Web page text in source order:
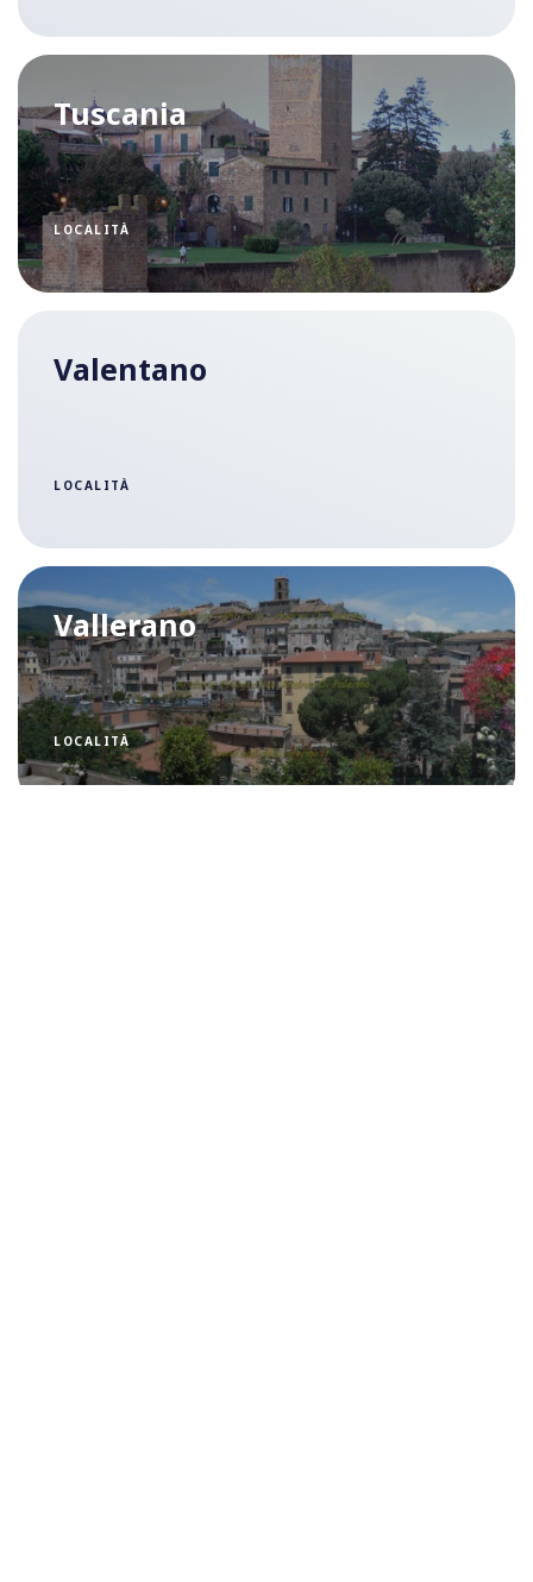
Tuscania
LOCALITÀ
Valentano
LOCALITÀ
Vallerano
LOCALITÀ